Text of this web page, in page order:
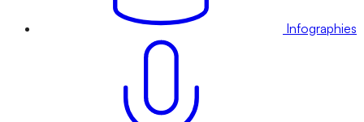
Infographies